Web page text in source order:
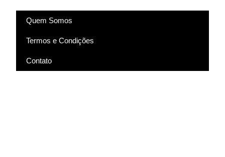
Quem Somos
Termos e Condições
Contato